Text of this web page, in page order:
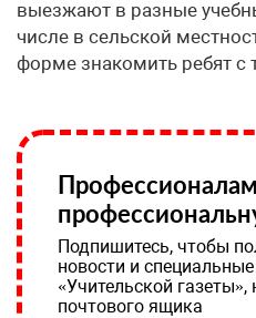
выезжают в разные
числе в сельской
форме знакомить ребят с
Подпишитесь, чтобы
новости и
«Учительской газеты»,
почтового ящика